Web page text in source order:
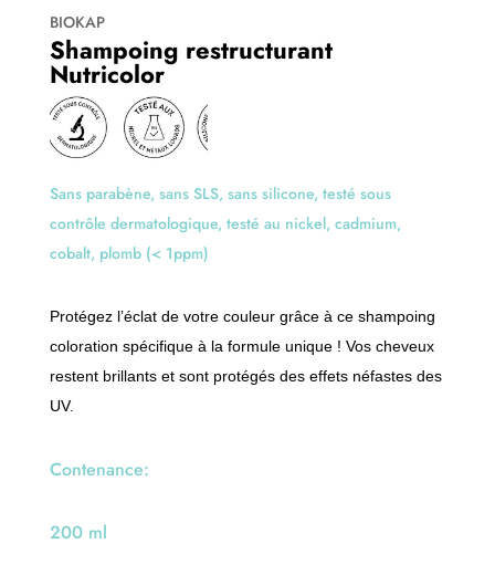
Nutricolor
t
i
v
e
:
BIOKAP
Shampoing restructurant
Nutricolor
Sans parabène, sans SLS, sans silicone, testé sous
contrôle dermatologique, testé au nickel, cadmium,
cobalt, plomb (< 1ppm)
Protégez l’éclat de votre couleur grâce à ce shampoing
coloration spécifique à la formule unique ! Vos cheveux
restent brillants et sont protégés des effets néfastes des
UV.
Contenance:
200 ml